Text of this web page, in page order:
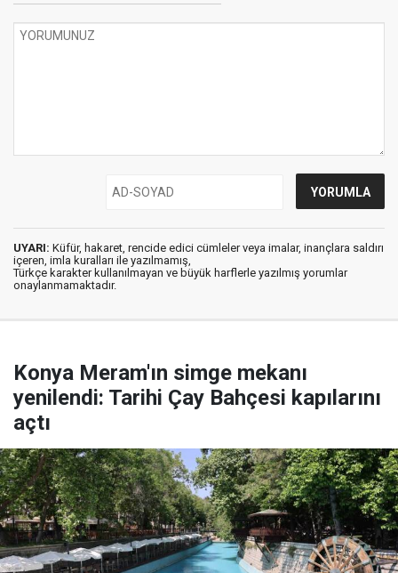
UYARI: Küfür, hakaret, rencide edici cümleler veya imalar, inançlara saldırı
içeren, imla kuralları ile yazılmamış,
Türkçe karakter kullanılmayan ve büyük harflerle yazılmış yorumlar
onaylanmamaktadır.
Konya Meram'ın simge mekanı
yenilendi: Tarihi Çay Bahçesi kapılarını
açtı